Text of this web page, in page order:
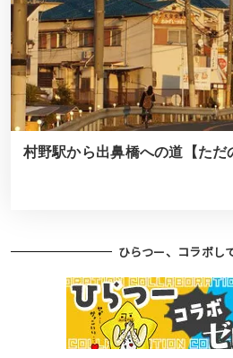
村野駅から出鼻橋への道【ただ
ひらつー、コラボし